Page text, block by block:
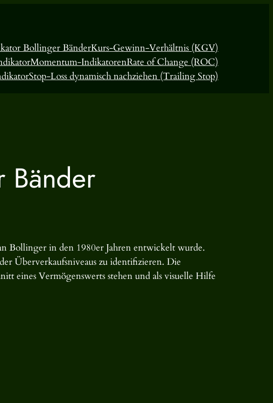
Bollinger BänderKurs-Gewinn-Verhältnis (KGV)
Momentum-IndikatorenRate of Change (ROC)
Stop-Loss dynamisch nachziehen (Trailing Stop)
Bänder
Bollinger in den 1980er Jahren entwickelt wurde.
Überverkaufsniveaus zu identifizieren. Die
eines Vermögenswerts stehen und als visuelle Hilfe